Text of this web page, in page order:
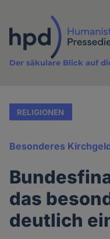
Inhalt
Der säkulare Blick auf
RELIGIONEN
Besonderes
das
deutlich